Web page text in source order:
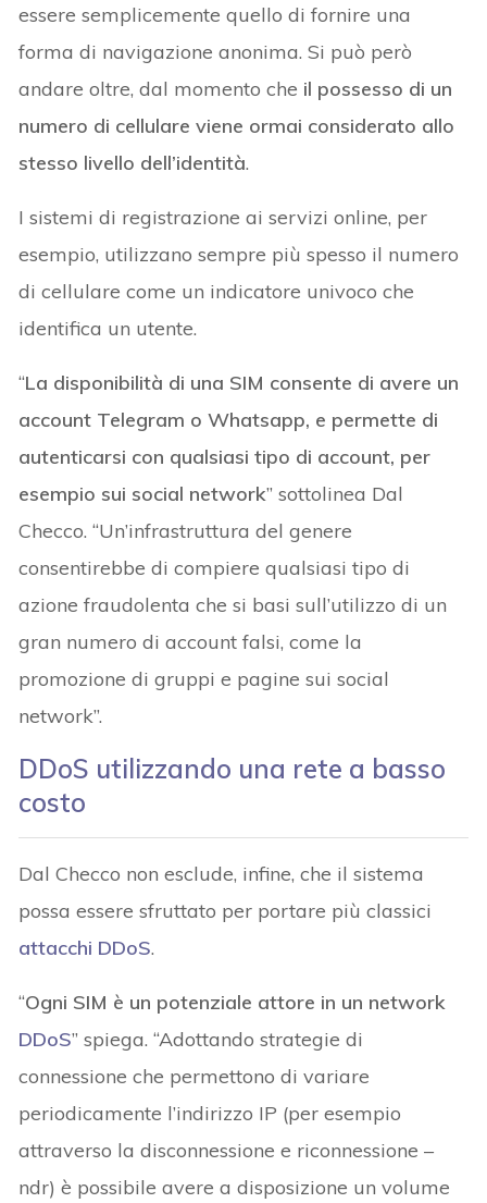
essere semplicemente quello di fornire una
forma di navigazione anonima. Si può però
andare oltre, dal momento che il possesso di un
numero di cellulare viene ormai considerato allo
stesso livello dell’identità.
I sistemi di registrazione ai servizi online, per
esempio, utilizzano sempre più spesso il numero
di cellulare come un indicatore univoco che
identifica un utente.
“La disponibilità di una SIM consente di avere un
account Telegram o Whatsapp, e permette di
autenticarsi con qualsiasi tipo di account, per
esempio sui social network” sottolinea Dal
Checco. “Un’infrastruttura del genere
consentirebbe di compiere qualsiasi tipo di
azione fraudolenta che si basi sull’utilizzo di un
gran numero di account falsi, come la
promozione di gruppi e pagine sui social
network”.
DDoS utilizzando una rete a basso
costo
Dal Checco non esclude, infine, che il sistema
possa essere sfruttato per portare più classici
attacchi DDoS.
“Ogni SIM è un potenziale attore in un network
DDoS” spiega. “Adottando strategie di
connessione che permettono di variare
periodicamente l’indirizzo IP (per esempio
attraverso la disconnessione e riconnessione –
ndr) è possibile avere a disposizione un volume